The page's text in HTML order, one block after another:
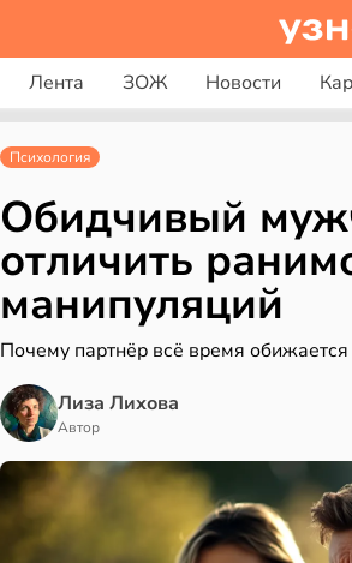
Лента ЗОЖ Новости
Психология
Обидчивый
отличить
манипуляций
Почему партнёр всё время обижается
Лиза Лихова
Автор